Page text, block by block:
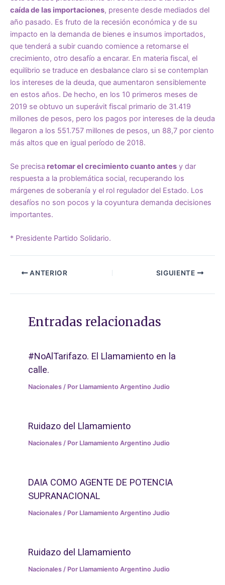
caída de las importaciones, presente desde mediados del
año pasado. Es fruto de la recesión económica y de su
impacto en la demanda de bienes e insumos importados,
que tenderá a subir cuando comience a retomarse el
crecimiento, otro desafío a encarar. En materia fiscal, el
equilibrio se traduce en desbalance claro si se contemplan
los intereses de la deuda, que aumentaron sensiblemente
en estos años. De hecho, en los 10 primeros meses de
2019 se obtuvo un superávit fiscal primario de 31.419
millones de pesos, pero los pagos por intereses de la deuda
llegaron a los 551.757 millones de pesos, un 88,7 por ciento
más altos que en igual período de 2018.
Se precisa retomar el crecimiento cuanto antes y dar
respuesta a la problemática social, recuperando los
márgenes de soberanía y el rol regulador del Estado. Los
desafíos no son pocos y la coyuntura demanda decisiones
importantes.
* Presidente Partido Solidario.
ANTERIOR SIGUIENTE
Entradas relacionadas
#NoAlTarifazo. El Llamamiento en la
calle.
Nacionales / Por Llamamiento Argentino Judio
Ruidazo del Llamamiento
Nacionales / Por Llamamiento Argentino Judio
DAIA COMO AGENTE DE POTENCIA
SUPRANACIONAL
Nacionales / Por Llamamiento Argentino Judio
Ruidazo del Llamamiento
Nacionales / Por Llamamiento Argentino Judio